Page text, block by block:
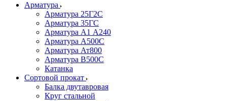
Арматура
Арматура 25Г2С
Арматура 35ГС
Арматура А1 А240
Арматура А500С
Арматура Ат800
Арматура В500С
Катанка
Сортовой прокат
Балка двутавровая
Круг стальной